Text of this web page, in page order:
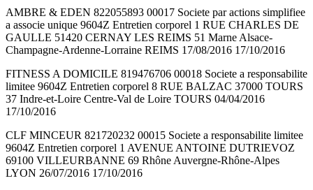
AMBRE & EDEN 822055893 00017 Societe par actions simplifiee
a associe unique 9604Z Entretien corporel 1 RUE CHARLES DE
GAULLE 51420 CERNAY LES REIMS 51 Marne Alsace-
Champagne-Ardenne-Lorraine REIMS 17/08/2016 17/10/2016
FITNESS A DOMICILE 819476706 00018 Societe a responsabilite
limitee 9604Z Entretien corporel 8 RUE BALZAC 37000 TOURS
37 Indre-et-Loire Centre-Val de Loire TOURS 04/04/2016
17/10/2016
CLF MINCEUR 821720232 00015 Societe a responsabilite limitee
9604Z Entretien corporel 1 AVENUE ANTOINE DUTRIEVOZ
69100 VILLEURBANNE 69 Rhône Auvergne-Rhône-Alpes
LYON 26/07/2016 17/10/2016